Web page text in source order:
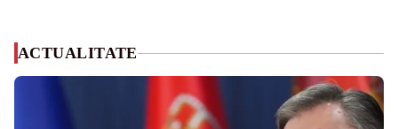
ACTUALITATE